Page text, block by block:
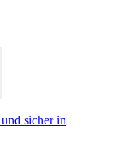
sicher in